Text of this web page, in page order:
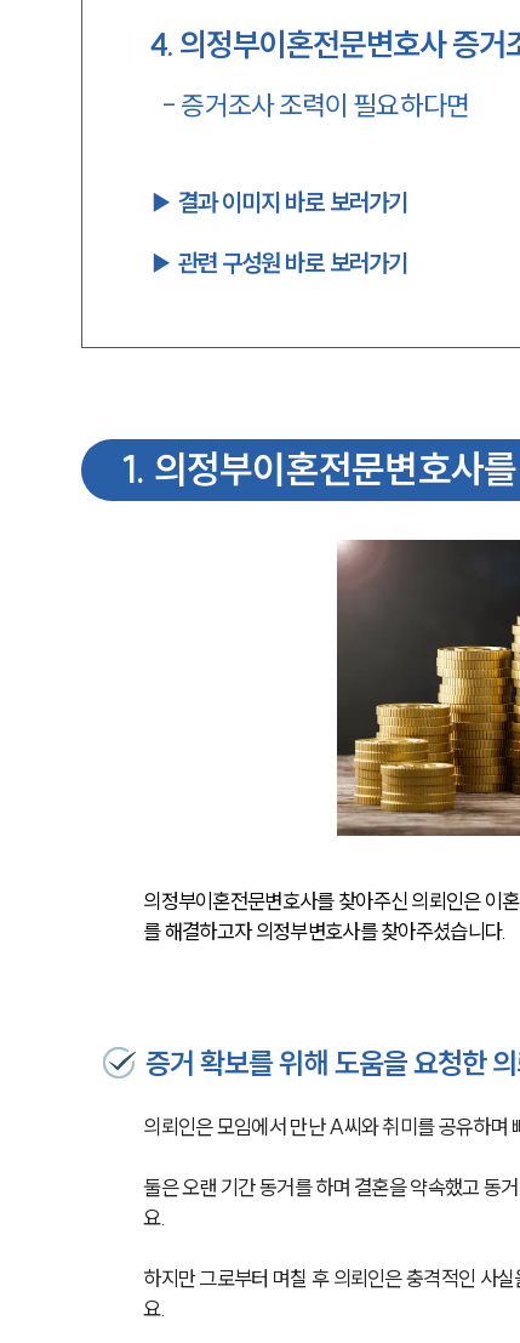
4. 의정부이혼전문변호사 증거
- 증거조사 조력이 필요하다면
▶︎ 결과 이미지 바로 보러가기
▶︎ 관련 구성원 바로 보러가기
1. 의정부이혼전문변호사
의정부이혼전문변호사를 찾아주신 의뢰인은 이
를 해결하고자 의정부변호사를 찾아주셨습니다.
증거 확보를 위해 도움을 요청한
의뢰인은 모임에서 만난 A씨와 취미를 공유하며
둘은 오랜 기간 동거를 하며 결혼을 약속했고 동
요.
하지만 그로부터 며칠 후 의뢰인은 충격적인 사
요.